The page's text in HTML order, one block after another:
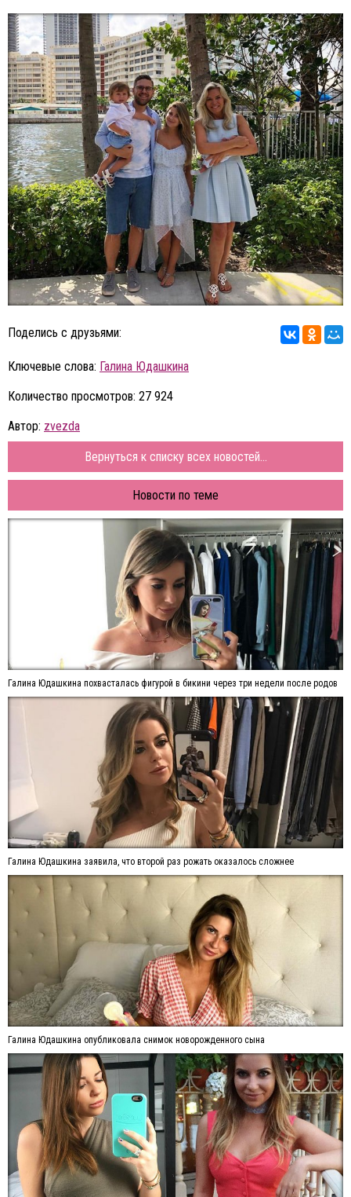
Поделись с друзьями:
Ключевые слова: Галина Юдашкина
Количество просмотров: 27 924
Автор: zvezda
Вернуться к списку всех новостей...
Новости по теме
Галина Юдашкина похвасталась фигурой в бикини через три недели после родов
Галина Юдашкина заявила, что второй раз рожать оказалось сложнее
Галина Юдашкина опубликовала снимок новорожденного сына